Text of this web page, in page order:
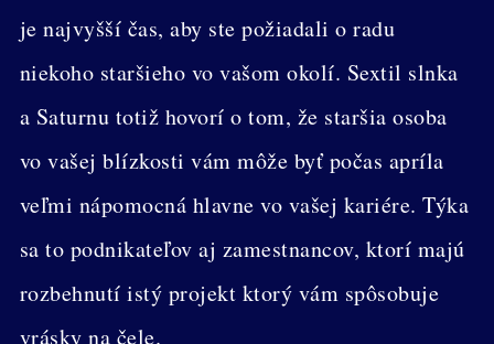
je najvyšší čas, aby ste požiadali o radu
niekoho staršieho vo vašom okolí. Sextil slnka
a Saturnu totiž hovorí o tom, že staršia osoba
vo vašej blízkosti vám môže byť počas apríla
veľmi nápomocná hlavne vo vašej kariére. Týka
sa to podnikateľov aj zamestnancov, ktorí majú
rozbehnutí istý projekt ktorý vám spôsobuje
vrásky na čele.